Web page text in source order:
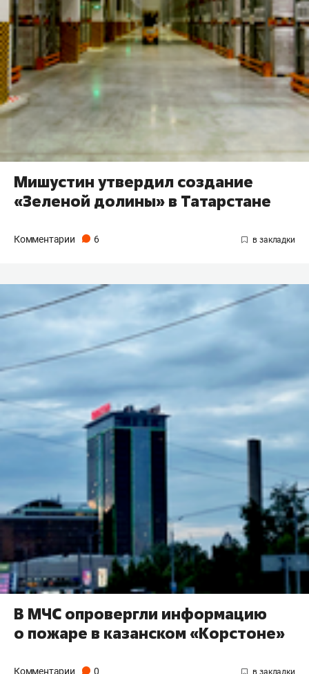
Мишустин утвердил создание
«Зеленой долины» в Татарстане
Комментарии 6
В МЧС опровергли информацию
о пожаре в казанском «Корстоне»
Комментарии 0